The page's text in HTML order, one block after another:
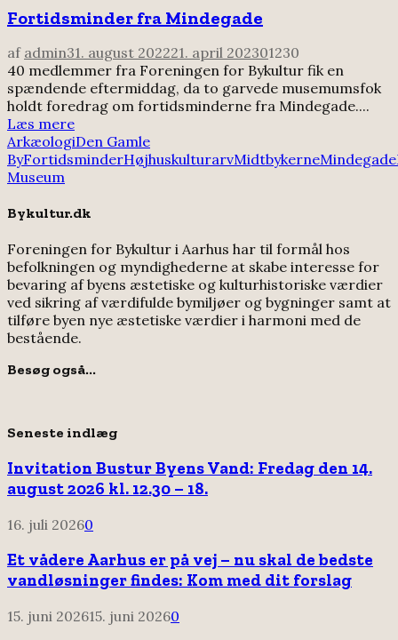
Fortidsminder fra Mindegade
af admin31. august 202221. april 202301230
40 medlemmer fra Foreningen for Bykultur fik en
spændende eftermiddag, da to garvede musemumsfok
holdt foredrag om fortidsminderne fra Mindegade....
Læs mere
ArkæologiDen Gamle
ByFortidsminderHøjhuskulturarvMidtbykerneMindegade
Museum
Bykultur.dk
Foreningen for Bykultur i Aarhus har til formål hos
befolkningen og myndighederne at skabe interesse for
bevaring af byens æstetiske og kulturhistoriske værdier
ved sikring af værdifulde bymiljøer og bygninger samt at
tilføre byen nye æstetiske værdier i harmoni med de
bestående.
Besøg også...
Seneste indlæg
Invitation Bustur Byens Vand: Fredag den 14.
august 2026 kl. 12.30 – 18.
16. juli 20260
Et vådere Aarhus er på vej – nu skal de bedste
vandløsninger findes: Kom med dit forslag
15. juni 202615. juni 20260